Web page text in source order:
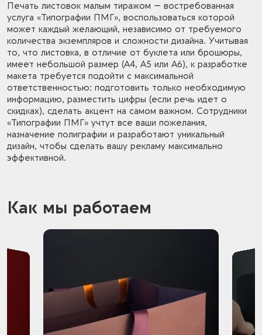
Печать листовок малым тиражом — востребованная
услуга «Типографии ПМГ», воспользоваться которой
может каждый желающий, независимо от требуемого
количества экземпляров и сложности дизайна. Учитывая
то, что листовка, в отличие от буклета или брошюры,
имеет небольшой размер (А4, А5 или А6), к разработке
макета требуется подойти с максимальной
ответственностью: подготовить только необходимую
информацию, разместить цифры (если речь идет о
скидках), сделать акцент на самом важном. Сотрудники
«Типографии ПМГ» учтут все ваши пожелания,
назначение полиграфии и разработают уникальный
дизайн, чтобы сделать вашу рекламу максимально
эффективной.
Как мы работаем